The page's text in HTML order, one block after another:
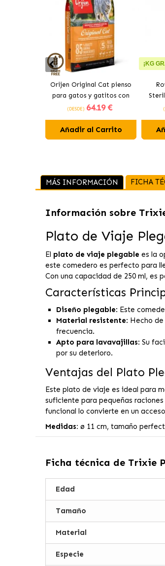
Orijen Original Cat pienso
para gatos y gatitos con
pollo
(DESDE) 64.19 €
Añadir al Carrito
¡KG
MÁS INFORMACIÓN FICHA
Información sobre
Plato de Viaje
El plato de viaje plegable es la
este comedero es perfecto para
Con una capacidad de 250 ml, es
Características
Diseño plegable: Este
Material resistente: Hecho de
frecuencia.
Apto para lavavajillas: Su
por su deterioro.
Ventajas del Plato
Este plato de viaje es ideal para
suficiente para pequeñas
funcional lo convierte en un
Medidas: ø 11 cm, tamaño
Ficha técnica de Trixie
Edad
Tamaño
Material
Especie